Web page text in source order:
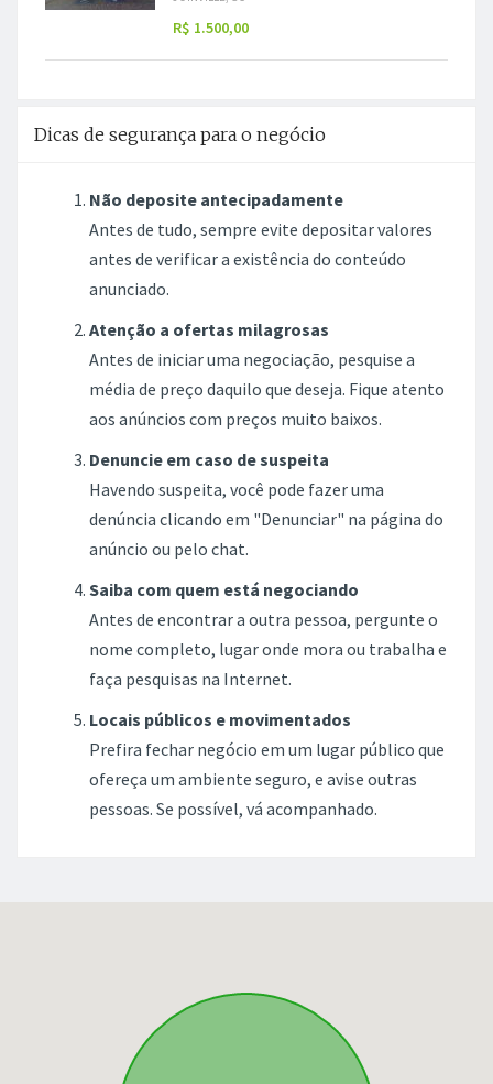
R$ 1.500,00
Dicas de segurança para o negócio
Não deposite antecipadamente
Antes de tudo, sempre evite depositar valores
antes de verificar a existência do conteúdo
anunciado.
Atenção a ofertas milagrosas
Antes de iniciar uma negociação, pesquise a
média de preço daquilo que deseja. Fique atento
aos anúncios com preços muito baixos.
Denuncie em caso de suspeita
Havendo suspeita, você pode fazer uma
denúncia clicando em "Denunciar" na página do
anúncio ou pelo chat.
Saiba com quem está negociando
Antes de encontrar a outra pessoa, pergunte o
nome completo, lugar onde mora ou trabalha e
faça pesquisas na Internet.
Locais públicos e movimentados
Prefira fechar negócio em um lugar público que
ofereça um ambiente seguro, e avise outras
pessoas. Se possível, vá acompanhado.